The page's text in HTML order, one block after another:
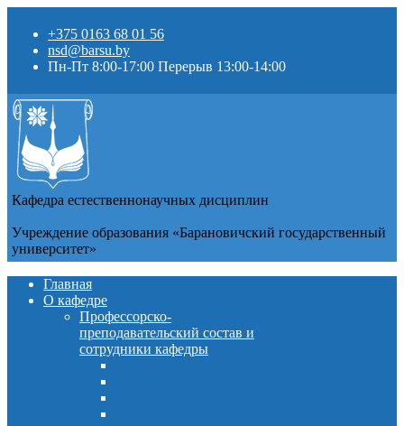
+375 0163 68 01 56
nsd@barsu.by
Пн-Пт 8:00-17:00 Перерыв 13:00-14:00
Кафедра естественнонаучных дисциплин
Учреждение образования «Барановичский государственный
университет»
Главная
О кафедре
Профессорско-
преподавательский состав и
сотрудники кафедры